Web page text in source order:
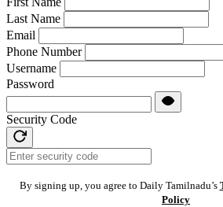
Last Name
Email
Phone Number
Username
Password
Security Code
By signing up, you agree to Daily Tamilnadu’s
Policy